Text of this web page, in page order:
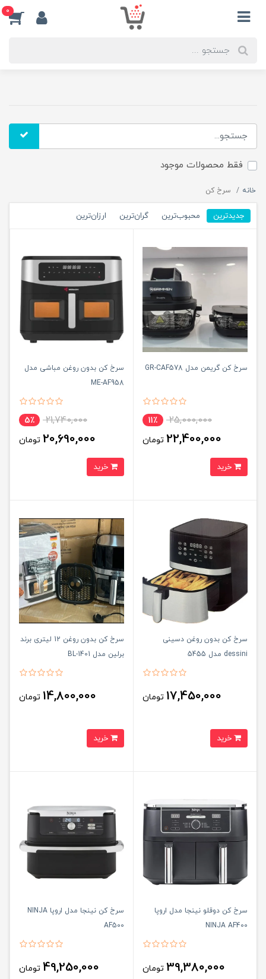
0
فقط محصولات موجود
خانه سرخ کن
جدیدترین محبوب‌ترین گران‌ترین ارزان‌ترین
سرخ کن گریمن مدل GR-CAF578
25,000,000 11٪
22,400,000 تومان
سرخ کن بدون روغن مباشی مدل
ME-AF958
21,740,000 5٪
20,690,000 تومان
سرخ کن بدون روغن دسینی
dessini مدل 5455
17,450,000 تومان
سرخ کن بدون روغن 12 لیتری برند
برلین مدل BL-1401
14,800,000 تومان
سرخ کن دوقلو نینجا مدل اروپا
NINJA AF400
39,380,000 تومان
سرخ کن نینجا مدل اروپا NINJA
AF500
49,250,000 تومان